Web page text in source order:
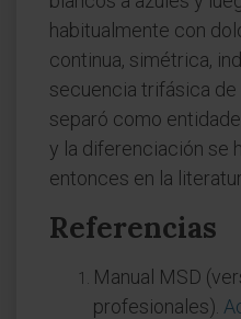
habitualmente con
continua, simétrica,
secuencia trifásica
separó como
y la diferenciación se
entonces en la
Referencias
Manual MSD
profesionales).